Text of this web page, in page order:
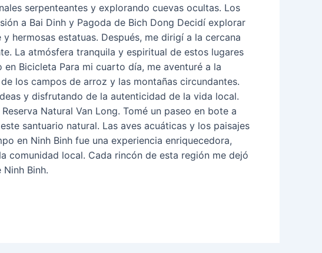
serpenteantes y explorando cuevas ocultas. Los
a Bai Dinh y Pagoda de Bich Dong Decidí explorar
hermosas estatuas. Después, me dirigí a la cercana
La atmósfera tranquila y espiritual de estos lugares
Bicicleta Para mi cuarto día, me aventuré a la
los campos de arroz y las montañas circundantes.
y disfrutando de la autenticidad de la vida local.
Natural Van Long. Tomé un paseo en bote a
santuario natural. Las aves acuáticas y los paisajes
en Ninh Binh fue una experiencia enriquecedora,
comunidad local. Cada rincón de esta región me dejó
Binh.